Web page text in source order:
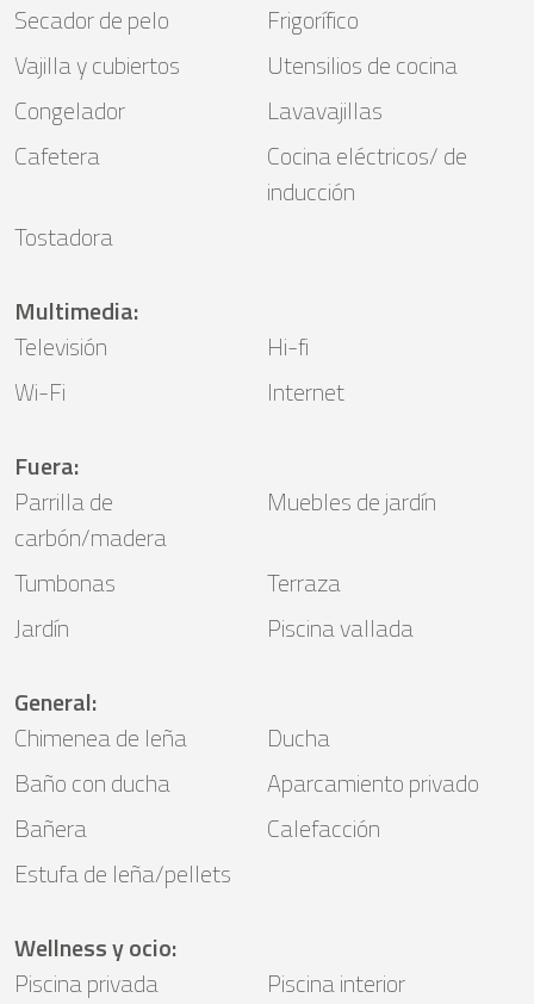
Secador de pelo
Frigorífico
Vajilla y cubiertos
Utensilios de cocina
Congelador
Lavavajillas
Cafetera
Cocina eléctricos/ de
inducción
Tostadora
Multimedia:
Televisión
Hi-fi
Wi-Fi
Internet
Fuera:
Parrilla de
carbón/madera
Muebles de jardín
Tumbonas
Terraza
Jardín
Piscina vallada
General:
Chimenea de leña
Ducha
Baño con ducha
Aparcamiento privado
Bañera
Calefacción
Estufa de leña/pellets
Wellness y ocio:
Piscina privada
Piscina interior